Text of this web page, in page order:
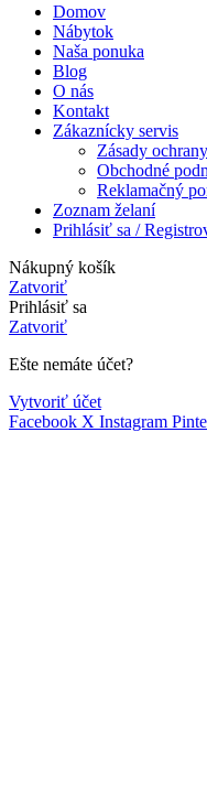
Domov
Nábytok
Naša ponuka
Blog
O nás
Kontakt
Zákaznícky servis
Zásady
Obchodné
Reklamačný
Zoznam želaní
Prihlásiť sa /
Nákupný košík
Zatvoriť
Prihlásiť sa
Zatvoriť
Ešte nemáte účet?
Vytvoriť účet
Facebook X Instagram